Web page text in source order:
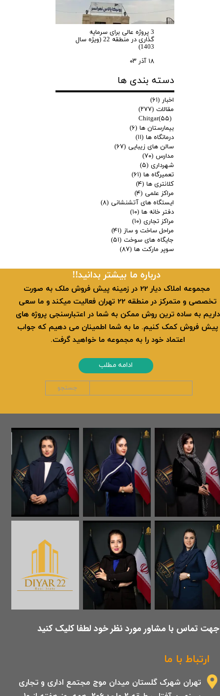
3 پروژه عالی برای سرمایه
گذاری در منطقه 22 (ویژه سال
1403)
۱۸ آذر ۰۳
دسته بندی ها
اخبار (۶۱)
مقالات (۲۷۷)
Chitgar(۵۵)
بیمارستان ها (۶)
درمانگاه ها (۱۱)
سالن های زیبایی (۶۷)
مدارس (۷۰)
شهرداری (۵)
تعمیرگاه ها (۶۱)
کلانتری ها (۴)
مراکز علمی (۴)
ایستگاه های آتشنشانی (۸)
دفتر خانه ها (۱۰)
مراکز تجاری (۱۰)
مراحل ساخت و ساز (۴۱)
جایگاه های سوخت (۵۱)
سوپر مارکت ها (۸۷)
ارتباط با ما
تهران شهرک گلستان میدان موج مجتمع اداری و تجاری
​جهت تماس با مشاور مورد نظر خود لطفا کلیک کنید
​​درباره ما بیشتر بدانید!!
​ مجموعه املاک دیار 22 در زمینه پیش فروش ملک به صورت
تخصصی و متمرکز در منطقه 22 تهران فعالیت میکند و ما سعی
داریم به ساده ترین روش ممکن به شما در اعتبارسنجی پروژه های
پیش فروش کمک کنیم. ما به شما اطمینان می دهیم که جواب
اعتماد خود را به مجموعه ما خواهید گرفت.
ادامه مطلب
جستجو